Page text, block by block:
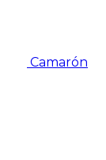
Camarón